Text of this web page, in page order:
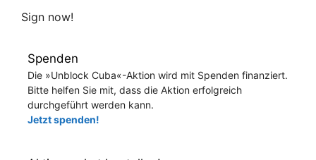
Sign now!
Spenden
Die »Unblock Cuba«-Aktion wird mit Spenden finanziert.
Bitte helfen Sie mit, dass die Aktion erfolgreich
durchgeführt werden kann.
Jetzt spenden!